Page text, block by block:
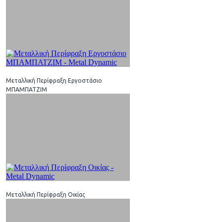
Μεταλλική Περίφραξη Εργοστάσιο
ΜΠΑΜΠΑΤΖΙΜ
Μεταλλική Περίφραξη Οικίας